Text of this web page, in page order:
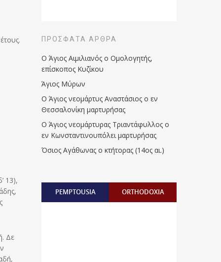
13),
Δε
ΠΡΌΣΦΑΤΑ ΆΡΘΡΑ
Ο Άγιος Αιμιλιανός ο Ομολογητής,
επίσκοπος Κυζίκου
Άγιος Μύρων
Ο Άγιος νεομάρτυς Αναστάσιος ο εν
Θεσσαλονίκη μαρτυρήσας
Ο Άγιος νεομάρτυρας Τριαντάφυλλος ο
εν Κωνσταντινουπόλει μαρτυρήσας
Όσιος Αγάθωνας ο κτήτορας (14ος αι.)
PEMPTOUSIA ORTHODOXIA